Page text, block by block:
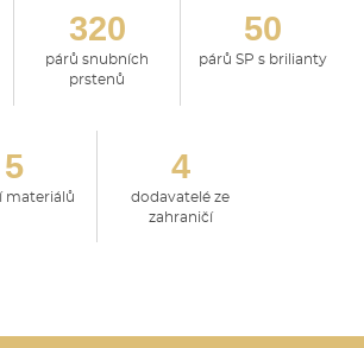
320
párů snubních
prstenů
50
párů SP s brilianty
5
materiálů
4
dodavatelé ze
zahraničí